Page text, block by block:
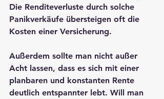
Die Renditeverluste durch solche
Panikverkäufe übersteigen oft die
Kosten einer Versicherung.
Außerdem sollte man nicht außer
Acht lassen, dass es sich mit einer
planbaren und konstanten Rente
deutlich entspannter lebt. Will man